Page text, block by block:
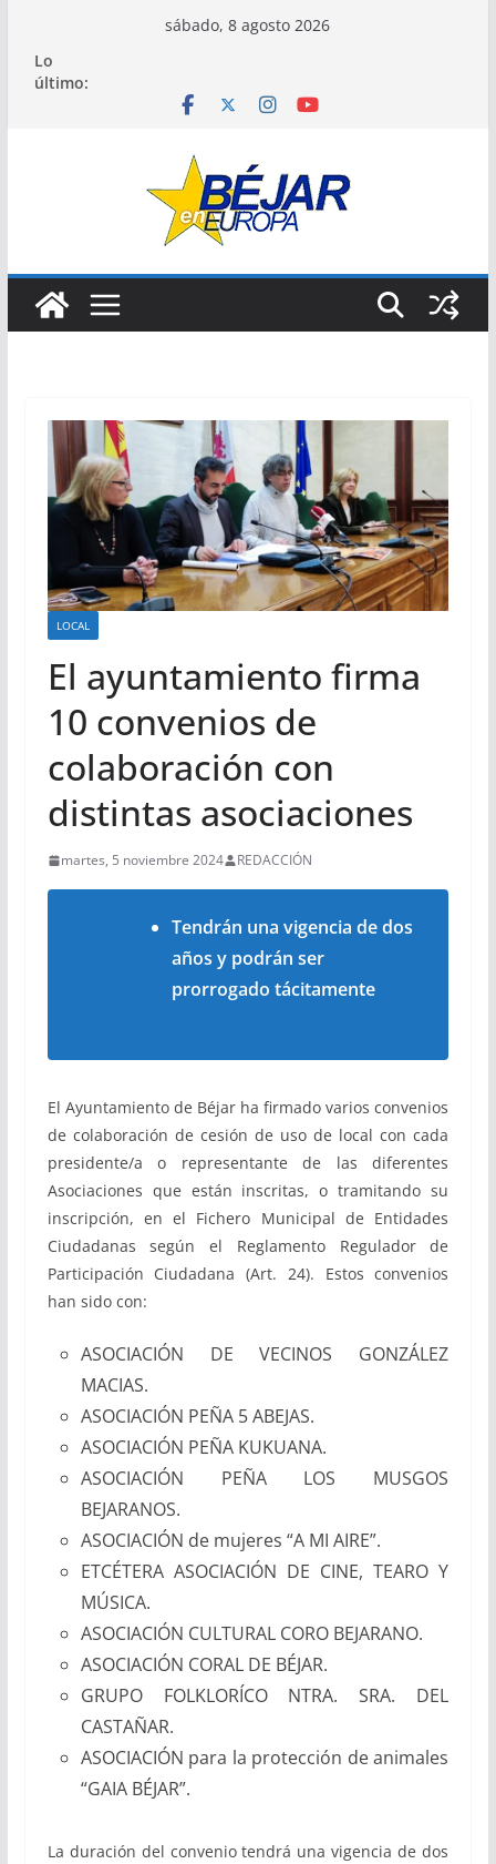
contenido
sábado, 8 agosto 2026
Lo
último:
LOCAL
El ayuntamiento firma
10 convenios de
colaboración con
distintas asociaciones
martes, 5 noviembre 2024 REDACCIÓN
Tendrán una vigencia de dos
años y podrán ser
prorrogado tácitamente
El Ayuntamiento de Béjar ha firmado varios convenios
de colaboración de cesión de uso de local con cada
presidente/a o representante de las diferentes
Asociaciones que están inscritas, o tramitando su
inscripción, en el Fichero Municipal de Entidades
Ciudadanas según el Reglamento Regulador de
Participación Ciudadana (Art. 24). Estos convenios
han sido con:
ASOCIACIÓN DE VECINOS GONZÁLEZ
MACIAS.
ASOCIACIÓN PEÑA 5 ABEJAS.
ASOCIACIÓN PEÑA KUKUANA.
ASOCIACIÓN PEÑA LOS MUSGOS
BEJARANOS.
ASOCIACIÓN de mujeres “A MI AIRE”.
ETCÉTERA ASOCIACIÓN DE CINE, TEARO Y
MÚSICA.
ASOCIACIÓN CULTURAL CORO BEJARANO.
ASOCIACIÓN CORAL DE BÉJAR.
GRUPO FOLKLORÍCO NTRA. SRA. DEL
CASTAÑAR.
ASOCIACIÓN para la protección de animales
“GAIA BÉJAR”.
La duración del convenio tendrá una vigencia de dos